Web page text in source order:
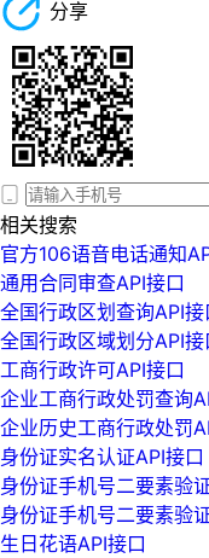
分享
相关搜索
官方106语音电话通知
通用合同审查API接口
全国行政区划查询API接
全国行政区域划分API接
工商行政许可API接口
企业工商行政处罚查询
企业历史工商行政处罚
身份证实名认证API接口
身份证手机号二要素验
身份证手机号二要素验
生日花语API接口